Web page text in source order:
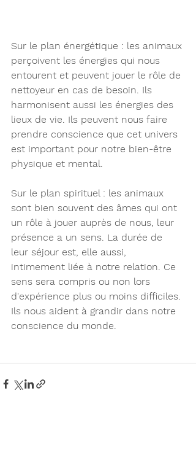
Sur le plan énergétique : les animaux
perçoivent les énergies qui nous
entourent et peuvent jouer le rôle de
nettoyeur en cas de besoin. Ils
harmonisent aussi les énergies des
lieux de vie. Ils peuvent nous faire
prendre conscience que cet univers
est important pour notre bien-être
physique et mental.
Sur le plan spirituel : les animaux
sont bien souvent des âmes qui ont
un rôle à jouer auprès de nous, leur
présence a un sens. La durée de
leur séjour est, elle aussi,
intimement liée à notre relation. Ce
sens sera compris ou non lors
d'expérience plus ou moins difficiles.
Ils nous aident à grandir dans notre
conscience du monde.